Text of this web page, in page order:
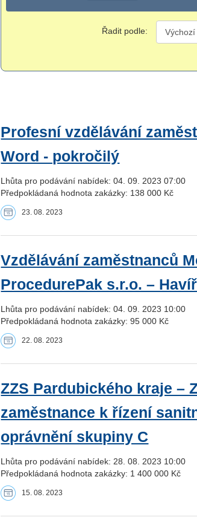
Řadit podle:
Profesní vzdělávání
Word - pokročilý
Lhůta pro podávání nabídek: 04. 09. 2023 07:00
Předpokládaná hodnota zakázky: 138 000 Kč
23. 08. 2023
Vzdělávání zaměstnanců
ProcedurePak s.r.o. –
Lhůta pro podávání nabídek: 04. 09. 2023 10:00
Předpokládaná hodnota zakázky: 95 000 Kč
22. 08. 2023
ZZS Pardubického kraje –
zaměstnance k řízení
oprávnění skupiny C
Lhůta pro podávání nabídek: 28. 08. 2023 10:00
Předpokládaná hodnota zakázky: 1 400 000 Kč
15. 08. 2023